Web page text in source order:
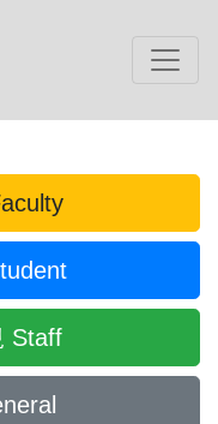
Staff